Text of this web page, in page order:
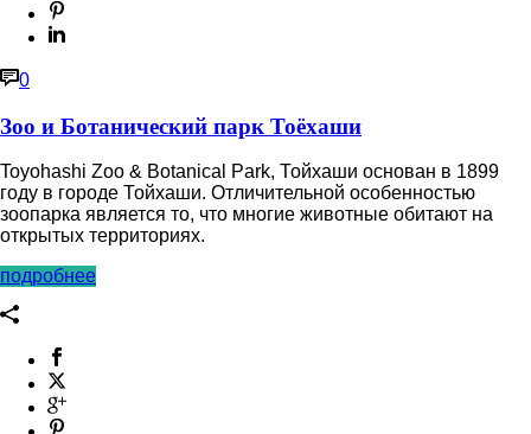
0
Зоо и Ботанический парк Тоёхаши
Toyohashi Zoo & Botanical Park, Тойхаши основан в 1899
году в городе Тойхаши. Отличительной особенностью
зоопарка является то, что многие животные обитают на
открытых территориях.
подробнее